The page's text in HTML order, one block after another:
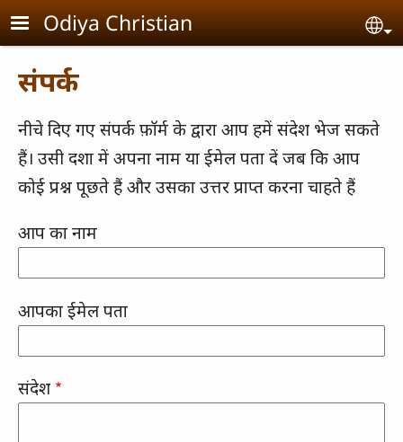
Skip to main content
Odiya Christian
संपर्क
नीचे दिए गए संपर्क फ़ॉर्म के द्वारा आप हमें संदेश भेज सकते
हैं। उसी दशा में अपना नाम या ईमेल पता दें जब कि आप
कोई प्रश्न पूछते हैं और उसका उत्तर प्राप्त करना चाहते हैं
आप का नाम
आपका ईमेल पता
संदेश